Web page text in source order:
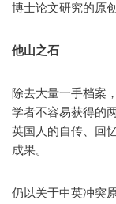
博士论文研究的原创
他山之石
除去大量一手档案
学者不容易获得的
英国人的自传、回
成果。
仍以关于中英冲突